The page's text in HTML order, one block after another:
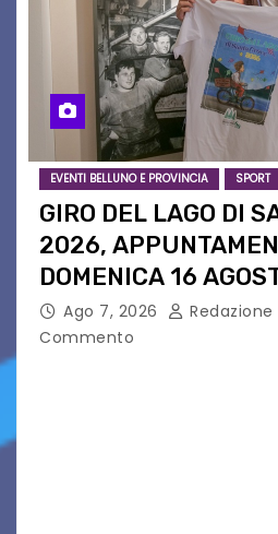
EVENTI BELLUNO E PROVINCIA SPORT
GIRO DEL LAGO DI
2026,
DOMENICA 16
Ago 7, 2026 Redazione
Commento